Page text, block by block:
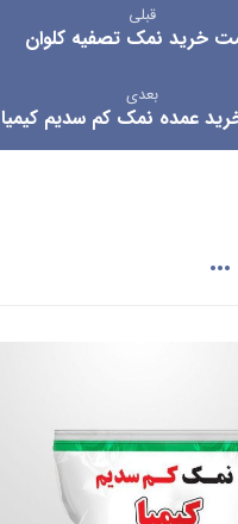
قبلی
خرید نمک تصفیه کلوان
بعدی
عمده نمک کم سدیم کیمیا